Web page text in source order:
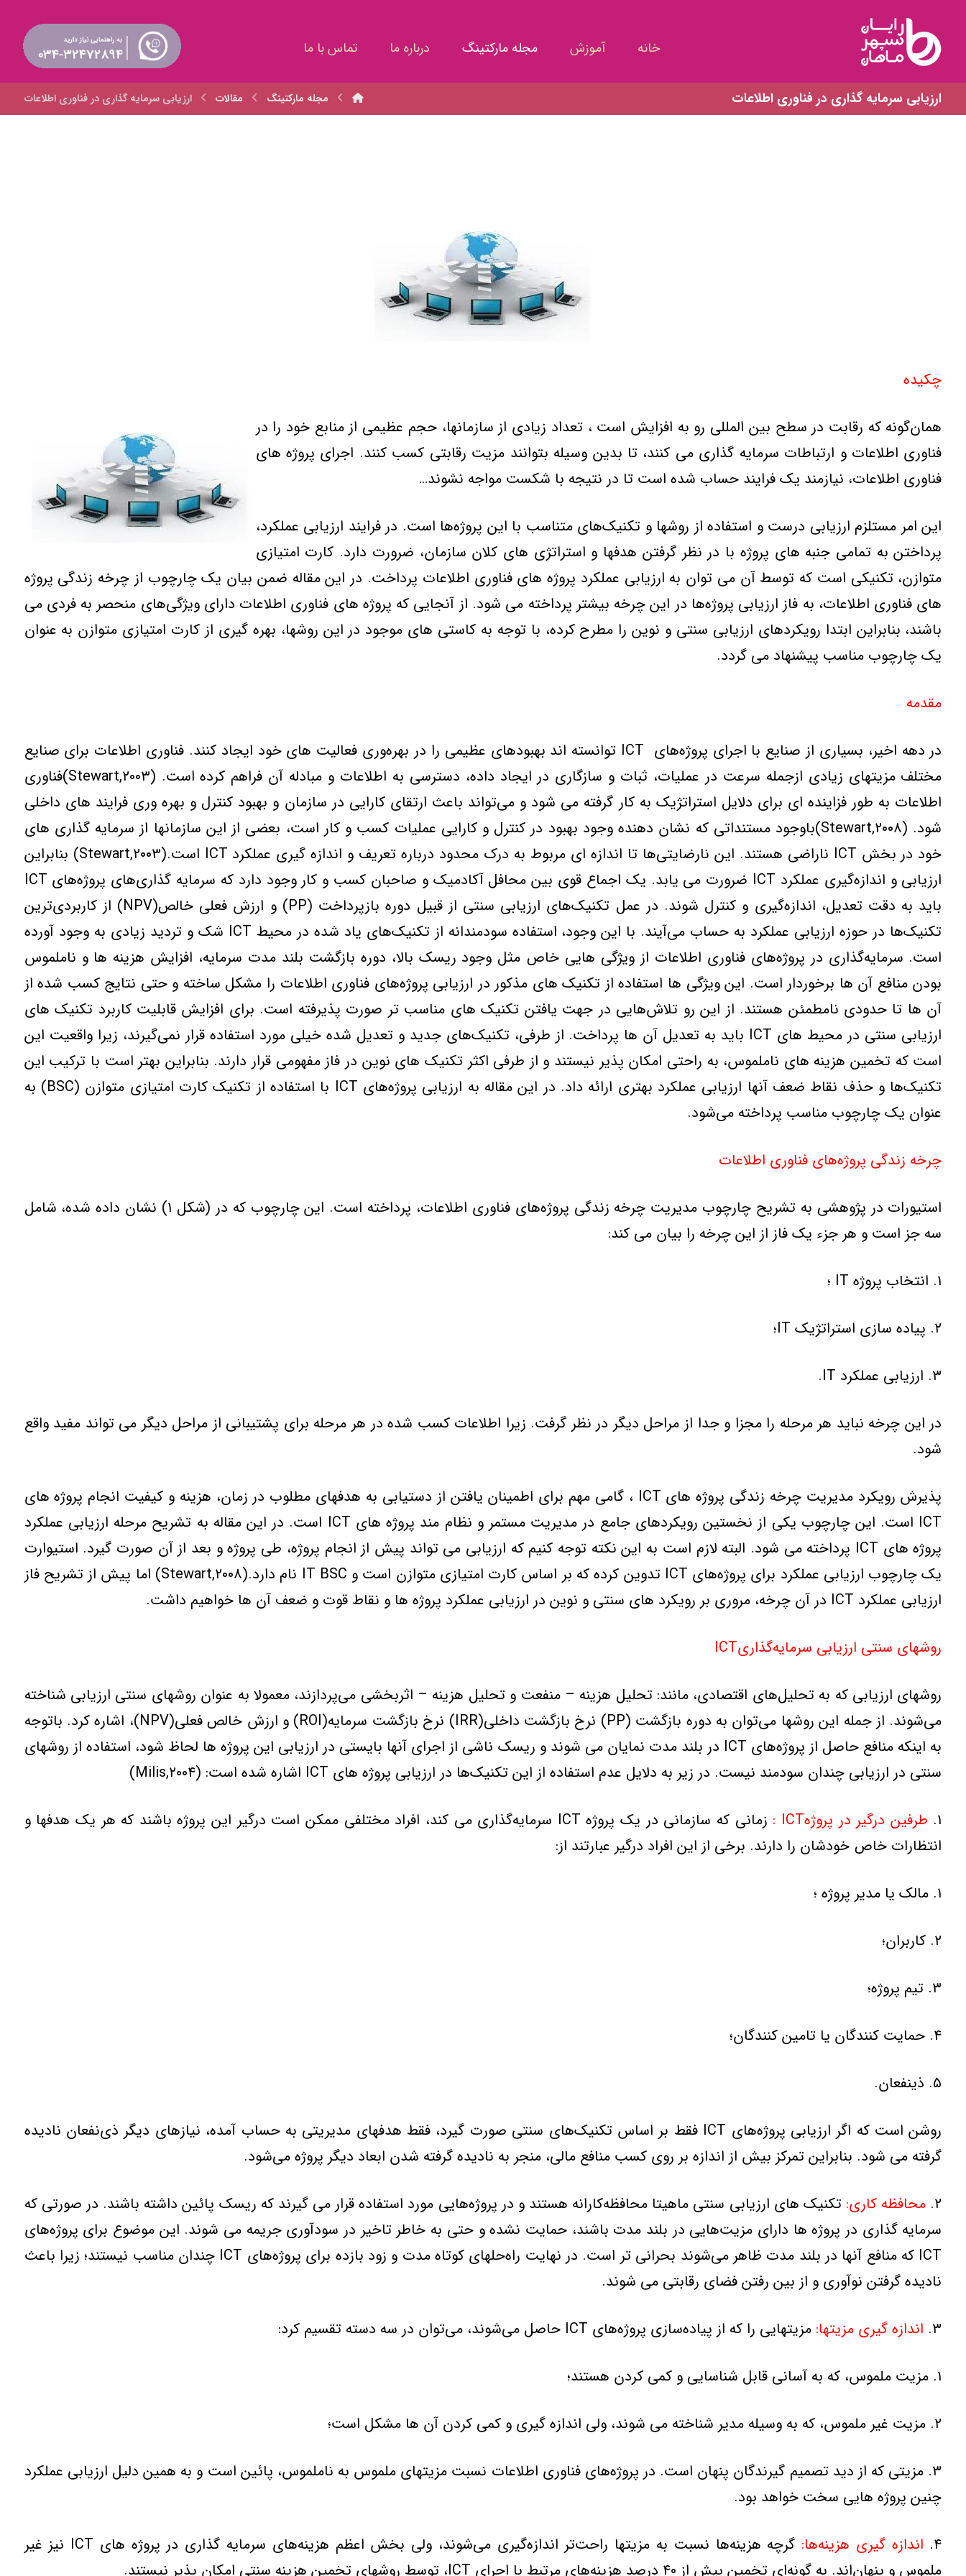
خانه آموزش مجله مارکتینگ درباره ما تماس با ما
ارزيابي سرمايه گذاري در فناوري اطلاعات مجله مارکتینگ مقالات ارزيابي سرمايه گذاري در فناوري اطلاعات
چکیده
همان‌گونه كه رقابت در سطح بین المللی رو به افزایش است ، تعداد زیادی از سازمانها، حجم عظیمی از منابع خود را در
فناوری اطلاعات و ارتباطات سرمایه گذاری می كنند، تا بدین وسیله بتوانند مزیت رقابتی كسب كنند. اجرای پروژه های
فناوری اطلاعات، نیازمند یك فرایند حساب شده است تا در نتیجه با شكست مواجه نشوند…
این امر مستلزم ارزیابی درست و استفاده از روشها و تكنیك‌های متناسب با این پروژه‌ها است. در فرایند ارزیابی عملكرد،
پرداختن به تمامی جنبه های پروژه با در نظر گرفتن هدفها و استراتژی های كلان سازمان، ضرورت دارد. كارت امتیازی
متوازن، تكنیكی است كه توسط آن می توان به ارزیابی عملكرد پروژه های فناوری اطلاعات پرداخت. در این مقاله ضمن بیان یك چارچوب از چرخه زندگی پروژه
های فناوری اطلاعات، به فاز ارزیابی پروژه‌ها در این چرخه بیشتر پرداخته می شود. از آنجایی كه پروژه های فناوری اطلاعات دارای ویژگی‌های منحصر به فردی می
باشند، بنابراین ابتدا رویكردهای ارزیابی سنتی و نوین را مطرح كرده، با توجه به كاستی های موجود در این روشها، بهره گیری از كارت امتیازی متوازن به عنوان
یك چارچوب مناسب پیشنهاد می گردد.
مقدمه
در دهه اخير، بسياري از صنايع با اجراي پروژه‌هاي ICT توانسته اند بهبودهاي عظيمي را در بهره‌وري فعاليت هاي خود ايجاد کنند. فناوري اطلاعات براي صنايع
مختلف مزيتهاي زيادي ازجمله سرعت در عمليات، ثبات و سازگاري در ايجاد داده، دسترسي به اطلاعات و مبادله آن فراهم کرده است. (Stewart,۲۰۰۳)فناوري
اطلاعات به طور فزاينده اي براي دلايل استراتژيک به کار گرفته مي شود و مي‌تواند باعث ارتقاي کارايي در سازمان و بهبود کنترل و بهره وري فرايند هاي داخلي
شود. (Stewart,۲۰۰۸)باوجود مستنداتي که نشان دهنده وجود بهبود در کنترل و کارايي عمليات کسب و کار است، بعضي از اين سازمانها از سرمايه گذاري هاي
خود در بخش ICT ناراضي هستند. اين نارضايتي‌ها تا اندازه اي مربوط به درک محدود درباره تعريف و اندازه گيري عملکرد ICT است.(Stewart,۲۰۰۳) بنابراين
ارزيابي و اندازه‌گيري عملکرد ICT ضرورت مي يابد. يک اجماع قوي بين محافل آکادميک و صاحبان کسب و کار وجود دارد که سرمايه گذاري‌هاي پروژه‌هاي ICT
بايد به دقت تعديل، اندازه‌گيري و کنترل شوند. در عمل تکنيک‌هاي ارزيابي سنتي از قبيل دوره بازپرداخت (PP) و ارزش فعلي خالص(NPV) از کاربردي‌ترين
تکنيک‌ها در حوزه ارزيابي عملکرد به حساب مي‌آيند. با اين وجود، استفاده سودمندانه از تکنيک‌هاي ياد شده در محيط ICT شک و ترديد زيادي به وجود آورده
است. سرمايه‌گذاري در پروژه‌هاي فناوري اطلاعات از ويژگي هايي خاص مثل وجود ريسک بالا، دوره بازگشت بلند مدت سرمايه، افزايش هزينه ها و ناملموس
بودن منافع آن ها برخوردار است. اين ويژگي ها استفاده از تکنيک هاي مذکور در ارزيابي پروژه‌هاي فناوري اطلاعات را مشکل ساخته و حتي نتايج کسب شده از
آن ها تا حدودي نامطمئن هستند. از اين رو تلاش‌هايي در جهت يافتن تکنيک هاي مناسب تر صورت پذيرفته است. براي افزايش قابليت کاربرد تکنيک هاي
ارزيابي سنتي در محيط هاي ICT بايد به تعديل آن ها پرداخت. از طرفي، تکنيک‌هاي جديد و تعديل شده خيلي مورد استفاده قرار نمي‌گيرند، زيرا واقعيت اين
است که تخمين هزينه هاي ناملموس، به راحتي امکان پذير نيستند و از طرفي اکثر تکنيک هاي نوين در فاز مفهومي قرار دارند. بنابراين بهتر است با ترکيب اين
تکنيک‌ها و حذف نقاط ضعف آنها ارزيابي عملکرد بهتري ارائه داد. در اين مقاله به ارزيابي پروژه‌هاي ICT با استفاده از تکنيک کارت امتيازي متوازن (BSC) به
عنوان يک چارچوب مناسب پرداخته مي‌شود.
چرخه زندگي پروژه‌هاي‌ فناوري اطلاعات
استيورات در پژوهشي به تشريح چارچوب مديريت چرخه زندگي پروژه‌هاي فناوري اطلاعات، پرداخته است. اين چارچوب که در (شکل ۱) نشان داده شده، شامل
سه جز است و هر جزء يک فاز از اين چرخه را بيان مي کند:
۱. انتخاب پروژه IT ؛
۲. پياده سازي استراتژيک IT؛
۳. ارزيابي عملکرد IT.
در اين چرخه نبايد هر مرحله را مجزا و جدا از مراحل ديگر در نظر گرفت. زيرا اطلاعات کسب شده در هر مرحله براي پشتيباني از مراحل ديگر مي تواند مفيد واقع
شود.
پذيرش رويکرد مديريت چرخه زندگي پروژه هاي ICT ، گامي مهم براي اطمينان يافتن از دستيابي به هدفهاي مطلوب در زمان، هزينه و کيفيت انجام پروژه هاي
ICT است. اين چارچوب يکي از نخستين رويکردهاي جامع در مديريت مستمر و نظام مند پروژه هاي ICT است. در اين مقاله به تشريح مرحله ارزيابي عملکرد
پروژه هاي ICT پرداخته مي شود. البته لازم است به اين نکته توجه کنيم که ارزيابي مي تواند پيش از انجام پروژه، طي پروژه و بعد از آن صورت گيرد. استيوارت
يک چارچوب ارزيابي عملکرد براي پروژه‌هاي ICT تدوين کرده که بر اساس کارت امتيازي متوازن است و IT BSC نام دارد.(Stewart,۲۰۰۸) اما پيش از تشريح فاز
ارزيابي عملکرد ICT در آن چرخه، مروري بر رويکرد هاي سنتي و نوين در ارزيابي عملکرد پروژه ها و نقاط قوت و ضعف آن ها خواهيم داشت.
روشهاي سنتي ارزيابي سرمايه‌گذاريICT
روشهاي ارزيابي که به تحليل‌هاي اقتصادي، مانند: تحليل هزينه – منفعت و تحليل هزينه – اثربخشي مي‌پردازند، معمولا به عنوان روشهاي سنتي ارزيابي شناخته
مي‌شوند. از جمله اين روشها مي‌توان به دوره بازگشت (PP) نرخ بازگشت داخلي(IRR) نرخ بازگشت سرمايه(ROI) و ارزش خالص فعلي(NPV)، اشاره کرد. باتوجه
به اينکه منافع حاصل از پروژه‌هاي ICT در بلند مدت نمايان مي شوند و ريسک ناشي از اجراي آنها بايستي در ارزيابي اين پروژه ها لحاظ شود، استفاده از روشهاي
سنتي در ارزيابي چندان سودمند نيست. در زير به دلايل عدم استفاده از اين تکنيک‌ها در ارزيابي پروژه هاي ICT اشاره شده است: (Milis,۲۰۰۴)
۱. طرفين درگير در پروژهICT :
زماني که سازماني در يک پروژه ICT سرمايه‌گذاري مي کند، افراد مختلفي ممکن است درگير اين پروژه باشند که هر يک هدفها و
انتظارات خاص خودشان را دارند. برخي از اين افراد درگير عبارتند از:
۱. مالک يا مدير پروژه ؛
۲. کاربران؛
۳. تيم پروژه؛
۴. حمايت کنندگان يا تامين کنندگان؛
۵. ذينفعان.
روشن است که اگر ارزيابي پروژه‌هاي ICT فقط بر اساس تکنيک‌هاي سنتي صورت گيرد، فقط هدفهاي مديريتي به حساب آمده، نيازهاي ديگر ذي‌نفعان ناديده
گرفته مي شود. بنابراين تمرکز بيش از اندازه بر روي کسب منافع مالي، منجر به ناديده گرفته شدن ابعاد ديگر پروژه مي‌شود.
۲. محافظه کاري: تکنيک هاي ارزيابي سنتي ماهيتا محافظه‌کارانه هستند و در پروژه‌هايي مورد استفاده قرار مي گيرند که ريسک پائين داشته باشند. در صورتي که
سرمايه گذاري در پروژه ها داراي مزيت‌هايي در بلند مدت باشند، حمايت نشده و حتي به خاطر تاخير در سودآوري جريمه مي شوند. اين موضوع براي پروژه‌هاي
ICT که منافع آنها در بلند مدت ظاهر مي‌شوند بحراني تر است. در نهايت راه‌حلهاي کوتاه مدت و زود بازده براي پروژه‌هاي ICT چندان مناسب نيستند؛ زيرا باعث
ناديده گرفتن نوآوري و از بين رفتن فضاي رقابتي مي شوند.
۳. اندازه گيري مزيتها: مزيتهايي را که از پياده‌سازي پروژه‌هاي ICT حاصل مي‌شوند، مي‌توان در سه دسته تقسيم کرد:
۱. مزيت ملموس، که به آساني قابل شناسايي و کمي کردن هستند؛
۲. مزيت غير ملموس، که به وسيله مدير شناخته مي شوند، ولي اندازه گيري و کمي کردن آن ها مشکل است؛
۳. مزيتي که از ديد تصميم گيرندگان پنهان است. در پروژه‌هاي فناوري اطلاعات نسبت مزيتهاي ملموس به ناملموس، پائين است و به همين دليل ارزيابي عملکرد
چنين پروژه هايي سخت خواهد بود.
۴. اندازه گيري هزينه‌ها:
گرچه هزينه‌ها نسبت به مزيتها راحت‌تر اندازه‌گيري مي‌شوند، ولي بخش اعظم هزينه‌هاي سرمايه گذاري در پروژه هاي ICT نيز غير
ملموس و پنهان‌اند. به گونه‌اي تخمين بيش از ۴۰ درصد هزينه‌هاي مرتبط با اجراي ICT، توسط روشهاي تخمين هزينه سنتي امکان پذير نيستند.